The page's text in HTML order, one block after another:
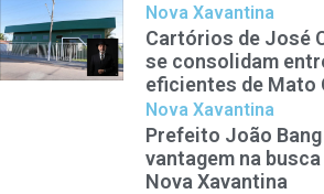
Nova Xavantina
Cartórios de José
se consolidam
eficientes de Mato
Nova Xavantina
Prefeito João
vantagem na
Nova Xavantina